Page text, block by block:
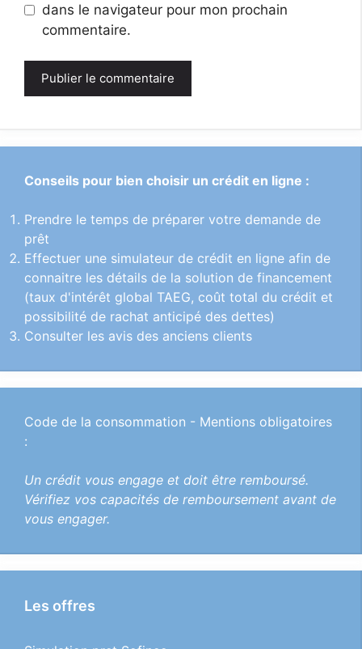
dans le navigateur pour mon prochain
commentaire.
Conseils pour bien choisir un crédit en ligne :
Prendre le temps de préparer votre demande de
prêt
Effectuer une simulateur de crédit en ligne afin de
connaitre les détails de la solution de financement
(taux d'intérêt global TAEG, coût total du crédit et
possibilité de rachat anticipé des dettes)
Consulter les avis des anciens clients
Code de la consommation - Mentions obligatoires
:
Un crédit vous engage et doit être remboursé.
Vérifiez vos capacités de remboursement avant de
vous engager.
Les offres